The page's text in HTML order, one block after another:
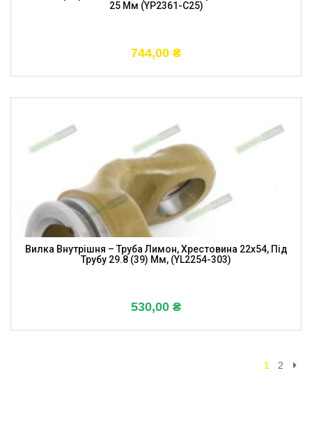
25 Мм (YP2361-C25)
744,00 ₴
Вилка Внутрішня – Труба Лимон, Хрестовина 22х54, Під
Трубу 29.8 (39) Мм, (YL2254-303)
530,00 ₴
1 2